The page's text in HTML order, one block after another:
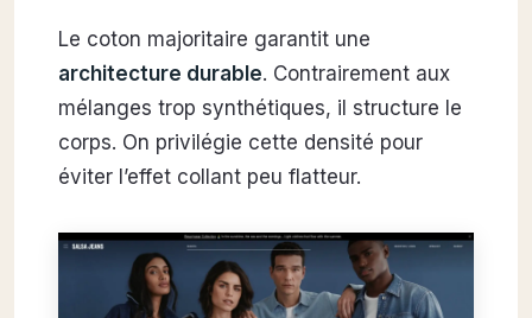
Le coton majoritaire garantit une
architecture durable. Contrairement aux
mélanges trop synthétiques, il structure le
corps. On privilégie cette densité pour
éviter l’effet collant peu flatteur.